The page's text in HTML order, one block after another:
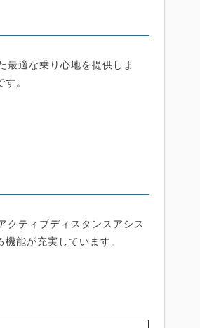
適な乗り心地を提供しま
。
クティブディスタンスアシス
機能が充実しています。